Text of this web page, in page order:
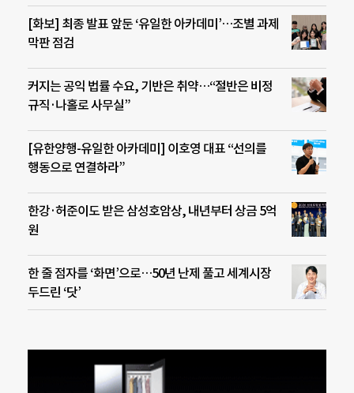
[화보] 최종 발표 앞둔 ‘유일한 아카데미’…조별 과제
막판 점검
커지는 공익 법률 수요, 기반은 취약…“절반은 비정
규직·나홀로 사무실”
[유한양행-유일한 아카데미] 이호영 대표 “선의를
행동으로 연결하라”
한강·허준이도 받은 삼성호암상, 내년부터 상금 5억
원
한 줄 점자를 ‘화면’으로…50년 난제 풀고 세계시장
두드린 ‘닷’